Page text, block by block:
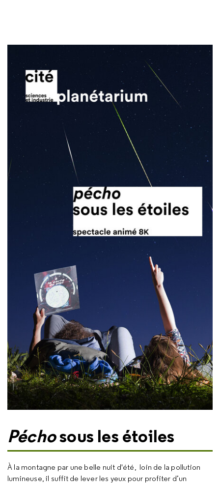
Péchosous les étoiles
À la montagne par une belle nuit d'été, loin de la pollution
lumineuse, il suffit de lever les yeux pour profiter d’un